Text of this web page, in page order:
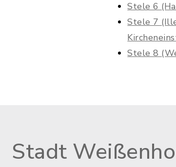
Stele 6
Stele 7
Stele 8
Stadt